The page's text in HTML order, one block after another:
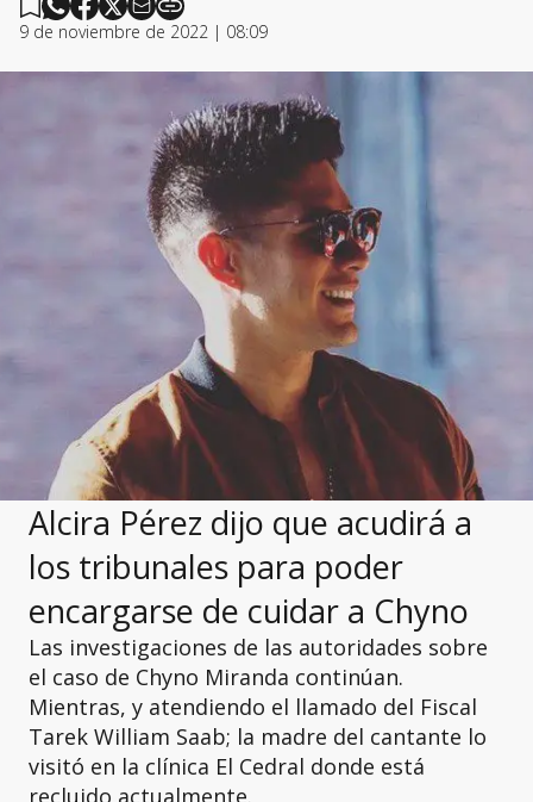
9 de noviembre de 2022 | 08:09
Alcira Pérez dijo que acudirá a
los tribunales para poder
encargarse de cuidar a Chyno
Las investigaciones de las autoridades sobre
el caso de Chyno Miranda continúan.
Mientras, y atendiendo el llamado del Fiscal
Tarek William Saab; la madre del cantante lo
visitó en la clínica El Cedral donde está
recluido actualmente.